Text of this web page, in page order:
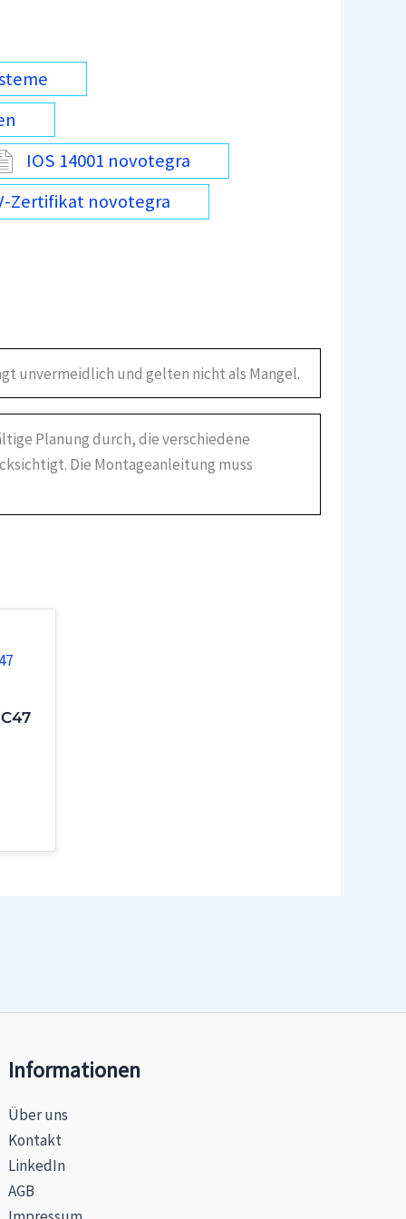
IOS 14001 novotegra
Zertifikat novotegra
unvermeidlich und gelten nicht als Mangel.
Planung durch, die verschiedene
Die Montageanleitung muss
Informationen
Über uns
Kontakt
LinkedIn
AGB